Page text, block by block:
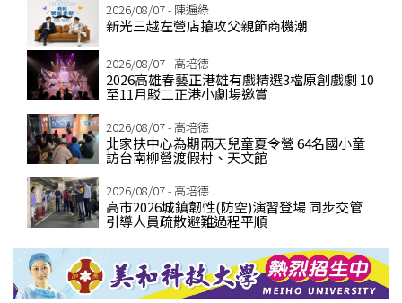
2026/08/07 - 陳遍綠
新光三越左營店搶攻父親節商機潮
2026/08/07 - 高培德
2026高雄春藝正港雄有戲精選3檔原創戲劇 10
至11月駁二正港小劇場邀賞
2026/08/07 - 高培德
北家扶中心為期兩天兒童夏令營 64名國小童
訪台南柳營渡假村、天文館
2026/08/07 - 高培德
高市2026城鎮韌性(防空)演習登場 同步交管
引導人員疏散避難過程平順